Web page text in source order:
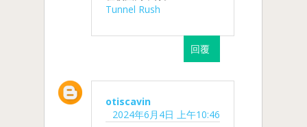
Tunnel Rush
回覆
otiscavin
2024年6月4日 上午10:46